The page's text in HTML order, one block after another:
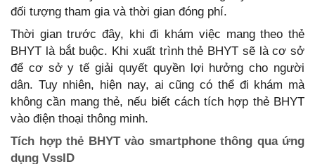
đối tượng tham gia và thời gian đóng phí.
Thời gian trước đây, khi đi khám việc mang theo thẻ
BHYT là bắt buộc. Khi xuất trình thẻ BHYT sẽ là cơ sở
để cơ sở y tế giải quyết quyền lợi hưởng cho người
dân. Tuy nhiên, hiện nay, ai cũng có thể đi khám mà
không cần mang thẻ, nếu biết cách tích hợp thẻ BHYT
vào điện thoại thông minh.
Tích hợp thẻ BHYT vào smartphone thông qua ứng
dụng VssID